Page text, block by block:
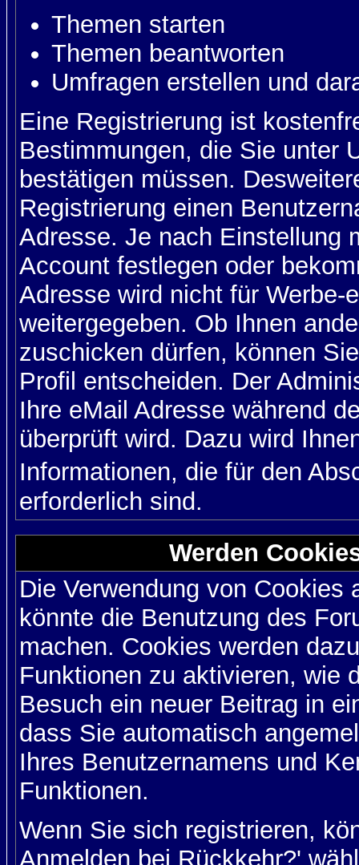
Themen starten
Themen beantworten
Umfragen erstellen und
Eine Registrierung ist
Bestimmungen, die Sie unter
bestätigen müssen.
Registrierung einen
Adresse. Je nach Einstellung
Account festlegen oder
Adresse wird nicht für
weitergegeben. Ob Ihnen
zuschicken dürfen, können
Profil entscheiden. Der
Ihre eMail Adresse während
überprüft wird. Dazu wird
Informationen, die für den
erforderlich sind.
Werden
Die Verwendung von
könnte die Benutzung des
machen. Cookies werden
Funktionen zu aktivieren, wie
Besuch ein neuer Beitrag in
dass Sie automatisch
Ihres Benutzernamens und
Funktionen.
Wenn Sie sich registrieren,
Anmelden bei Rückkehr?'